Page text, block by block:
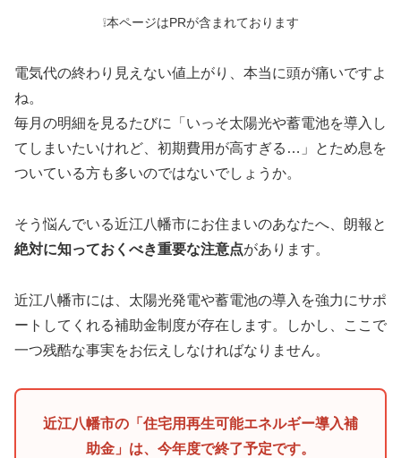
❕本ページはPRが含まれております
電気代の終わり見えない値上がり、本当に頭が痛いですよ
ね。
毎月の明細を見るたびに「いっそ太陽光や蓄電池を導入し
てしまいたいけれど、初期費用が高すぎる…」とため息を
ついている方も多いのではないでしょうか。
そう悩んでいる近江八幡市にお住まいのあなたへ、朗報と
絶対に知っておくべき重要な注意点があります。
近江八幡市には、太陽光発電や蓄電池の導入を強力にサポ
ートしてくれる補助金制度が存在します。しかし、ここで
一つ残酷な事実をお伝えしなければなりません。
近江八幡市の「住宅用再生可能エネルギー導入補
助金」は、今年度で終了予定です。